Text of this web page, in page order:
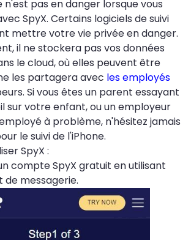
pas en danger lorsque vous
SpyX. Certains logiciels de suivi
mettre votre vie privée en danger.
il ne stockera pas vos données
le cloud, où elles peuvent être
les partagera avec les employés
Si vous êtes un parent essayant
sur votre enfant, ou un employeur
à problème, n'hésitez jamais
le suivi de l'iPhone.
SpyX :
compte SpyX gratuit en utilisant
messagerie.